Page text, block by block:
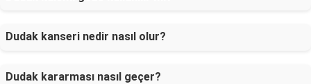
Dudak kanseri nedir nasıl olur?
Dudak kararması nasıl geçer?